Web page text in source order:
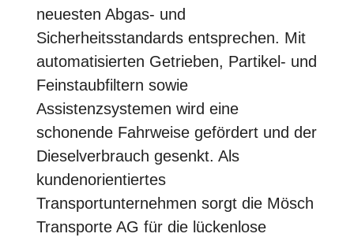
neuesten Abgas- und
Sicherheitsstandards entsprechen. Mit
automatisierten Getrieben, Partikel- und
Feinstaubfiltern sowie
Assistenzsystemen wird eine
schonende Fahrweise gefördert und der
Dieselverbrauch gesenkt. Als
kundenorientiertes
Transportunternehmen sorgt die Mösch
Transporte AG für die lückenlose